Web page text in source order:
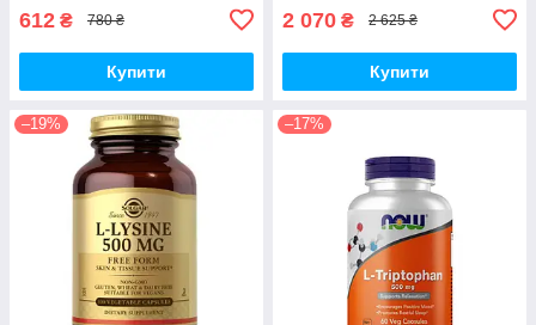
612 ₴ 780 ₴
Купити
2 070 ₴ 2 625 ₴
Купити
–19% –17%